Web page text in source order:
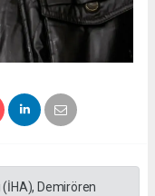
(İHA), Demirören